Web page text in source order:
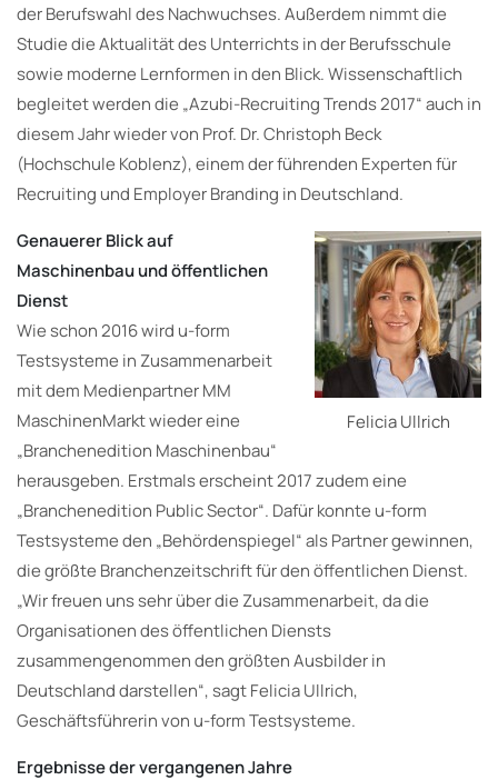
der Berufswahl des Nachwuchses. Außerdem nimmt die
Studie die Aktualität des Unterrichts in der Berufsschule
sowie moderne Lernformen in den Blick. Wissenschaftlich
begleitet werden die „Azubi-Recruiting Trends 2017“ auch in
diesem Jahr wieder von Prof. Dr. Christoph Beck
(Hochschule Koblenz), einem der führenden Experten für
Recruiting und Employer Branding in Deutschland.
Felicia Ullrich
Genauerer Blick auf
Maschinenbau und öffentlichen
Dienst
Wie schon 2016 wird u-form
Testsysteme in Zusammenarbeit
mit dem Medienpartner MM
MaschinenMarkt wieder eine
„Branchenedition Maschinenbau“
herausgeben. Erstmals erscheint 2017 zudem eine
„Branchenedition Public Sector“. Dafür konnte u-form
Testsysteme den „Behördenspiegel“ als Partner gewinnen,
die größte Branchenzeitschrift für den öffentlichen Dienst.
„Wir freuen uns sehr über die Zusammenarbeit, da die
Organisationen des öffentlichen Diensts
zusammengenommen den größten Ausbilder in
Deutschland darstellen“, sagt Felicia Ullrich,
Geschäftsführerin von u-form Testsysteme.
Ergebnisse der vergangenen Jahre